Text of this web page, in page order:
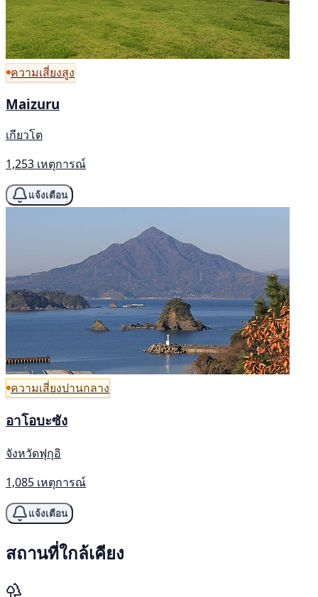
ความเสี่ยงสูง
Maizuru
เกียวโต
1,253 เหตุการณ์
แจ้งเตือน
ความเสี่ยงปานกลาง
อาโอบะซัง
จังหวัดฟุกุอิ
1,085 เหตุการณ์
แจ้งเตือน
สถานที่ใกล้เคียง